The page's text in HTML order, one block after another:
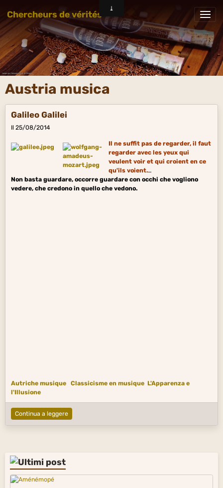
Chercheurs de vérités
Austria musica
Galileo Galilei
Il 25/08/2014
Il ne suffit pas de regarder, il faut
regarder avec les yeux qui
veulent voir et qui croient en ce
qu'ils voient.
Non basta guardare, occorre guardare con occhi che vogliono
vedere, che credono in quello che vedono.
Autriche musique Classicisme en musique L'Apparenza e
l'Illusione
Continua a leggere